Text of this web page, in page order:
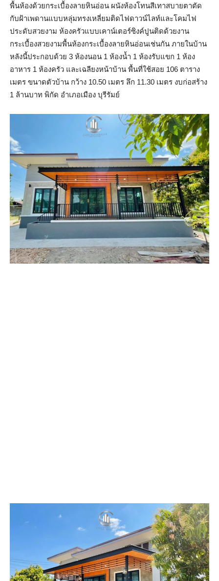
พื้นห้องด้วยกระเบื้องลายหินอ่อน ผนังห้องโทนสีเทาสบายตาตัด
กับฝ้าเพดานแบบหลุ่มทรงเหลี่ยมติดไฟดาวน์ไลท์และโคมไฟ
ประดับสวยงาม ห้องครัวแบบเคาน์เตอร์ซิงค์ปูนติดด้วยงาน
กระเบื้องสวยงามพื้นห้องกระเบื้องลายหินอ่อนเช่นกัน ภายในบ้าน
หลังนี้ประกอบด้วย 3 ห้องนอน 1 ห้องน้ำ 1 ห้องรับแขก 1 ห้อง
อาหาร 1 ห้องครัว และเฉลียงหน้าบ้าน พื้นที่ใช้สอย 106 ตาราง
เมตร ขนาดตัวบ้าน กว้าง 10.50 เมตร ลึก 11.30 เมตร งบก่อสร้าง
1 ล้านบาท พิกัด อำเภอเมือง บุรีรัมย์